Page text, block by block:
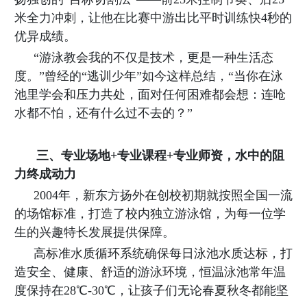
米全力冲刺，让他在比赛中游出比平时训练快4秒的
优异成绩。
“游泳教会我的不仅是技术，更是一种生活态
度。”曾经的“逃训少年”如今这样总结，“当你在泳
池里学会和压力共处，面对任何困难都会想：连呛
水都不怕，还有什么过不去的？”
三、专业场地+专业课程+专业师资，水中的阻
力终成动力
2004年，新东方扬外在创校初期就按照全国一流
的场馆标准，打造了校内独立游泳馆，为每一位学
生的兴趣特长发展提供保障。
高标准水质循环系统确保每日泳池水质达标，打
造安全、健康、舒适的游泳环境，恒温泳池常年温
度保持在28℃-30℃，让孩子们无论春夏秋冬都能坚